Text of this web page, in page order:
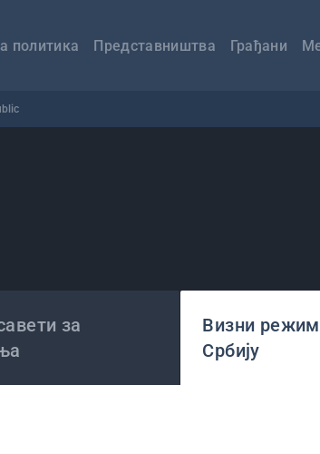
политика Представништва Грађани
за
Визни режим
Србију